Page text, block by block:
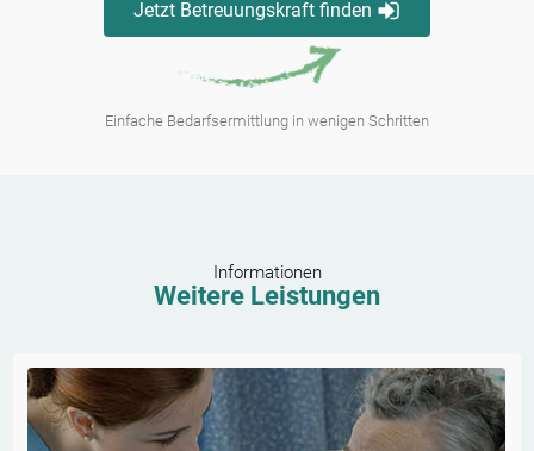
Jetzt Betreuungskraft finden
Einfache Bedarfsermittlung in wenigen Schritten
Informationen
Weitere Leistungen